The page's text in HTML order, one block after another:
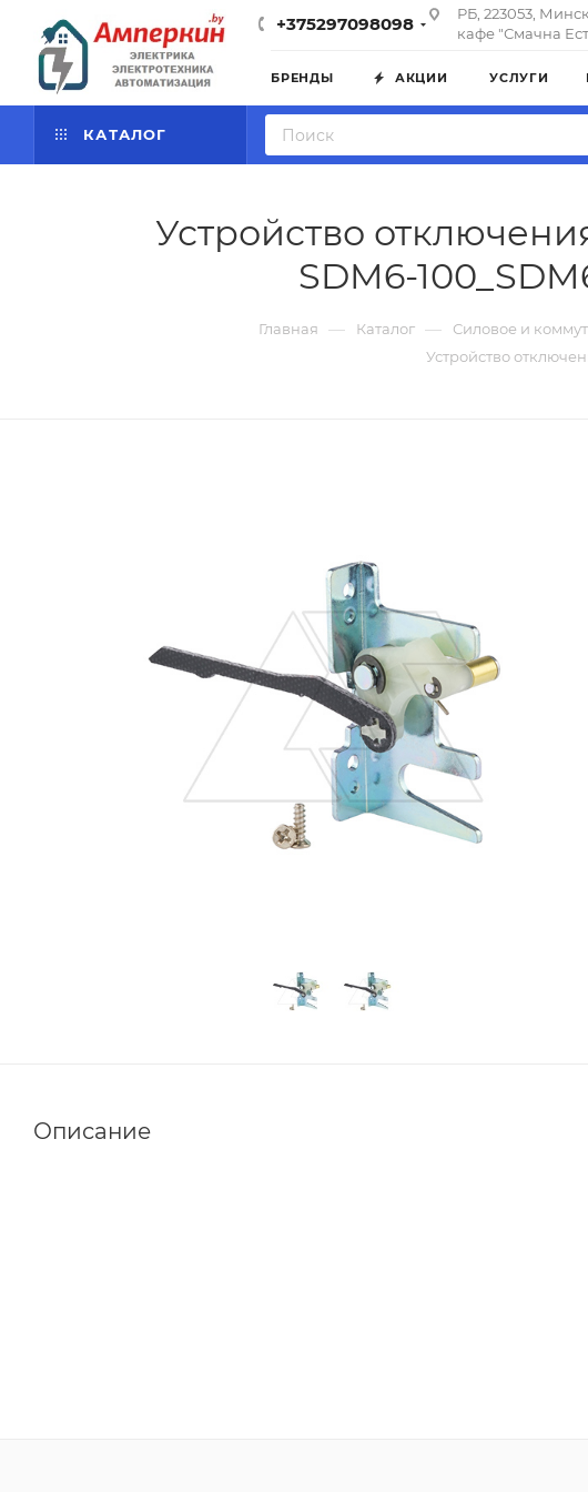
+375297098098
РБ, 223053,
кафе "Смачна
БРЕНДЫ АКЦИИ УСЛУГИ
КАТАЛОГ
Устройство
SDM6-
Главная — Каталог — Силовое и
Устройство
Описание